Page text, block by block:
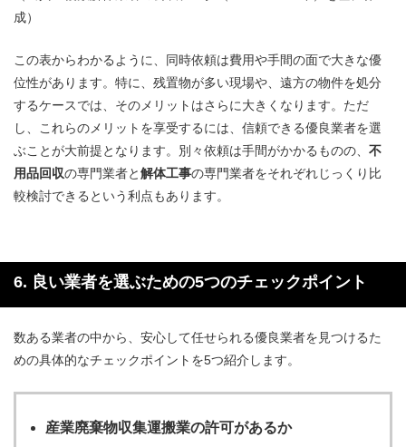
成）
この表からわかるように、同時依頼は費用や手間の面で大きな優
位性があります。特に、残置物が多い現場や、遠方の物件を処分
するケースでは、そのメリットはさらに大きくなります。ただ
し、これらのメリットを享受するには、信頼できる優良業者を選
ぶことが大前提となります。別々依頼は手間がかかるものの、 不
用品回収の専門業者と解体工事の専門業者をそれぞれじっくり比
較検討できるという利点もあります。
6. 良い業者を選ぶための5つのチェックポイント
数ある業者の中から、安心して任せられる優良業者を見つけるた
めの具体的なチェックポイントを5つ紹介します。
産業廃棄物収集運搬業の許可があるか